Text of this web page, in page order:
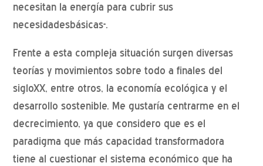
necesitan la energía para cubrir sus
necesidadesbásicas-.
Frente a esta compleja situación surgen diversas
teorías y movimientos sobre todo a finales del
sigloXX, entre otros, la economía ecológica y el
desarrollo sostenible. Me gustaría centrarme en el
decrecimiento, ya que considero que es el
paradigma que más capacidad transformadora
tiene al cuestionar el sistema económico que ha